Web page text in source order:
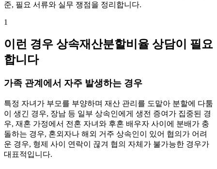
준, 필요 서류와 실무 쟁점을 정리합니다.
1
이런 경우 상속재산분할비율 상담이 필요
합니다
가족 관계에서 자주 발생하는 경우
특정 자녀가 부모를 부양하며 재산 관리를 도맡아 분할에 다툼
이 생긴 경우, 장남 등 일부 상속인에게 생전 증여가 집중된 경
우, 재혼 가정에서 전혼 자녀와 후혼 배우자 사이에 분배가 충
돌하는 경우, 혼외자나 해외 거주 상속인이 있어 협의가 어려
운 경우, 형제 사이 연락이 끊겨 협의 자체가 불가능한 경우가
대표적입니다.